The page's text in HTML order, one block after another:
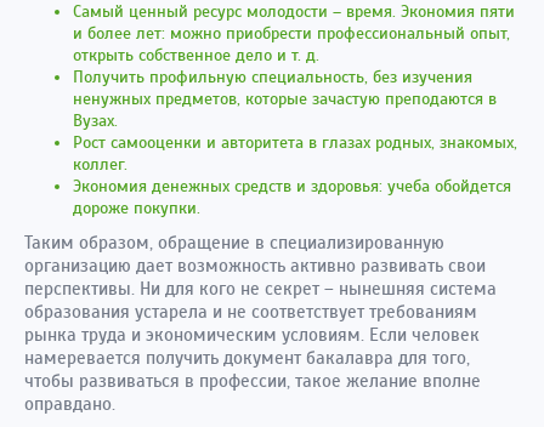
Самый ценный ресурс молодости – время. Экономия пяти
и более лет: можно приобрести профессиональный опыт,
открыть собственное дело и т. д.
Получить профильную специальность, без изучения
ненужных предметов, которые зачастую преподаются в
Вузах.
Рост самооценки и авторитета в глазах родных, знакомых,
коллег.
Экономия денежных средств и здоровья: учеба обойдется
дороже покупки.
Таким образом, обращение в специализированную
организацию дает возможность активно развивать свои
перспективы. Ни для кого не секрет – нынешняя система
образования устарела и не соответствует требованиям
рынка труда и экономическим условиям. Если человек
намеревается получить документ бакалавра для того,
чтобы развиваться в профессии, такое желание вполне
оправдано.